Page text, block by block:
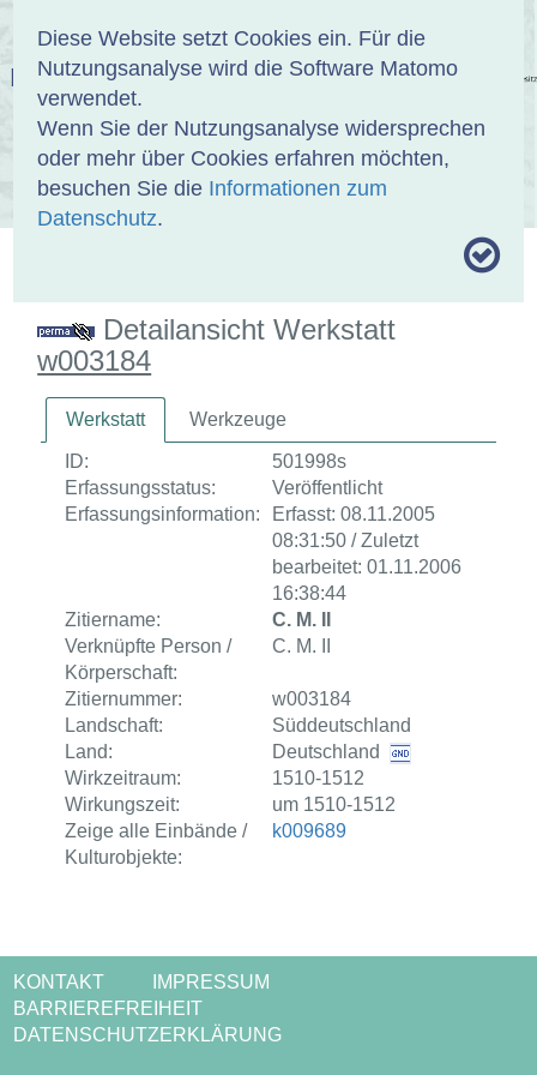
Diese Website setzt Cookies ein. Für die
Nutzungsanalyse wird die Software Matomo
verwendet.
Wenn Sie der Nutzungsanalyse widersprechen
oder mehr über Cookies erfahren möchten,
besuchen Sie die Informationen zum
Datenschutz.
EINBANDDATENBANK
ÜBER UNS SAMMLUNGEN SUCHE
Detailansicht Werkstatt
w003184
Werkstatt Werkzeuge
ID:
501998s
Erfassungsstatus:
Veröffentlicht
Erfassungsinformation:
Erfasst: 08.11.2005
08:31:50 / Zuletzt
bearbeitet: 01.11.2006
16:38:44
Zitiername:
C. M. II
Verknüpfte Person /
Körperschaft:
C. M. II
Zitiernummer:
w003184
Landschaft:
Süddeutschland
Land:
Deutschland
Wirkzeitraum:
1510-1512
Wirkungszeit:
um 1510-1512
Zeige alle Einbände /
Kulturobjekte:
k009689
KONTAKT
IMPRESSUM
BARRIEREFREIHEIT
DATENSCHUTZERKLÄRUNG